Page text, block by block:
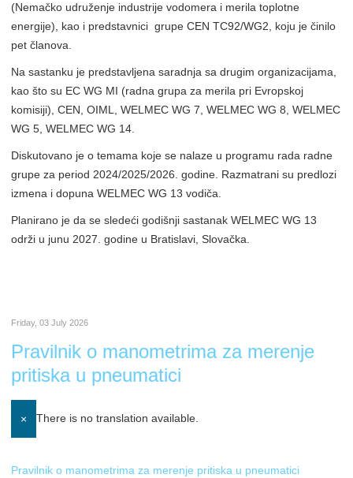
(Nemačko udruženje industrije vodomera i merila toplotne
energije), kao i predstavnici grupe CEN TC92/WG2, koju je činilo
pet članova.
Na sastanku je predstavljena saradnja sa drugim organizacijama,
kao što su EC WG MI (radna grupa za merila pri Evropskoj
komisiji), CEN, OIML, WELMEC WG 7, WELMEC WG 8, WELMEC
WG 5, WELMEC WG 14.
Diskutovano je o temama koje se nalaze u programu rada radne
grupe za period 2024/2025/2026. godine. Razmatrani su predlozi
izmena i dopuna WELMEC WG 13 vodiča.
Planirano je da se sledeći godišnji sastanak WELMEC WG 13
održi u junu 2027. godine u Bratislavi, Slovačka.
Friday, 03 July 2026
Pravilnik o manometrima za merenje
pritiska u pneumatici
× There is no translation available.
Pravilnik o manometrima za merenje pritiska u pneumatici